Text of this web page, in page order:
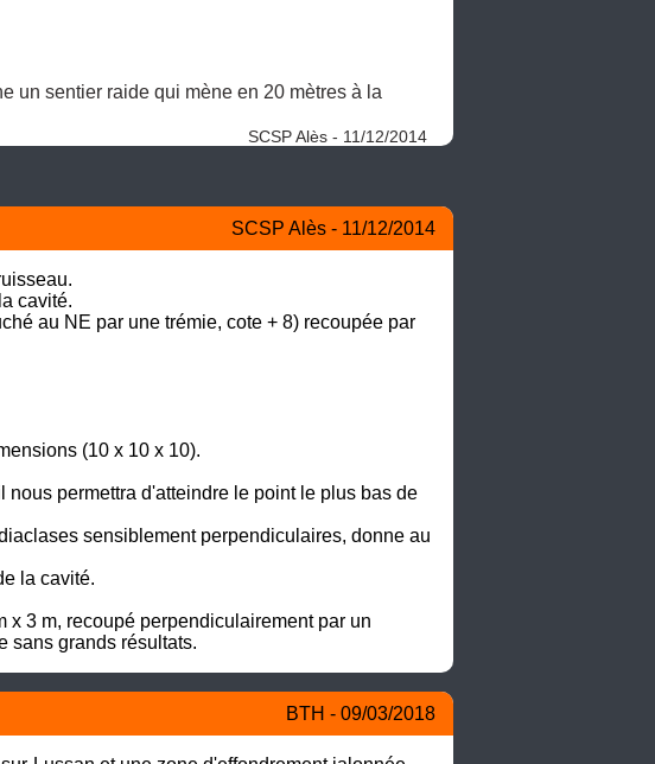
un sentier raide qui mène en 20 mètres à la
SCSP Alès - 11/12/2014
SCSP Alès - 11/12/2014
cavité.
au NE par une trémie, cote + 8) recoupée par
(10 x 10 x 10).
permettra d'atteindre le point le plus bas de
sensiblement perpendiculaires, donne au
la cavité.
x 3 m, recoupé perpendiculairement par un
sans grands résultats.
BTH - 09/03/2018